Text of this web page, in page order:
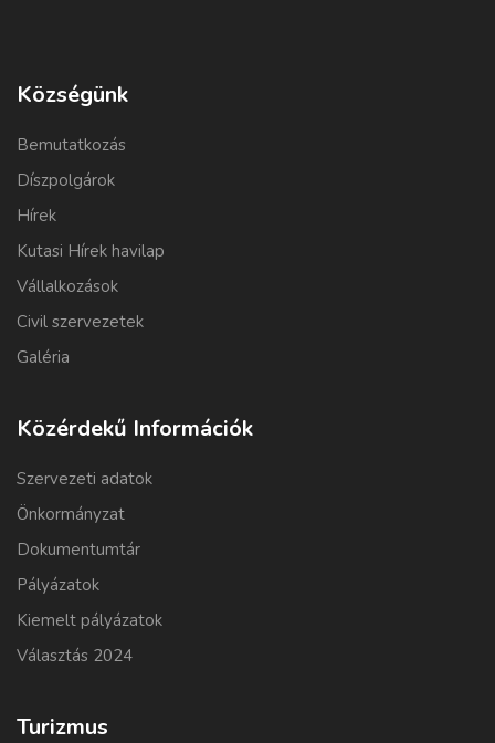
Községünk
Bemutatkozás
Díszpolgárok
Hírek
Kutasi Hírek havilap
Vállalkozások
Civil szervezetek
Galéria
Közérdekű Információk
Szervezeti adatok
Önkormányzat
Dokumentumtár
Pályázatok
Kiemelt pályázatok
Választás 2024
Turizmus